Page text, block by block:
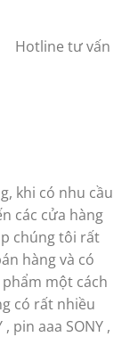
Hotline tư vấn
khi có nhu cầu
các cửa hàng
chúng tôi rất
hàng và có
một cách
có rất nhiều
pin aaa SONY ,